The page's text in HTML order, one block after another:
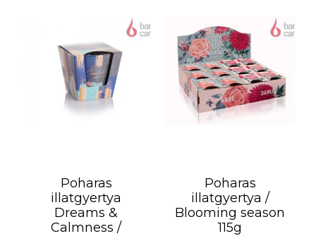
Poharas
illatgyertya
Dreams &
Calmness /
Poharas
illatgyertya /
Blooming season
115g